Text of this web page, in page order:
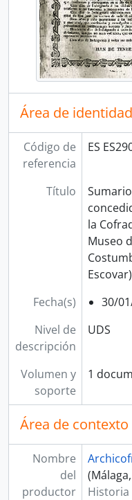
Área de identidad
Código de
referencia
ES
Título
la
Museo
Fecha(s)
30/
Nivel de
descripción
UDS
Volumen y
soporte
1
Área de contexto
Nombre
del
productor